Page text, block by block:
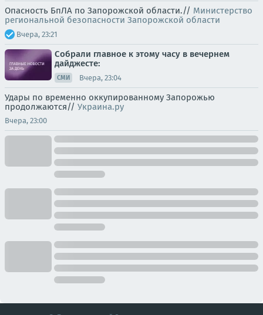
Опасность БпЛА по Запорожской области.// Министерство
региональной безопасности Запорожской области
Вчера, 23:21
Собрали главное к этому часу в вечернем
дайджесте:
СМИ Вчера, 23:04
Удары по временно оккупированному Запорожью
продолжаются// Украина.ру
Вчера, 23:00